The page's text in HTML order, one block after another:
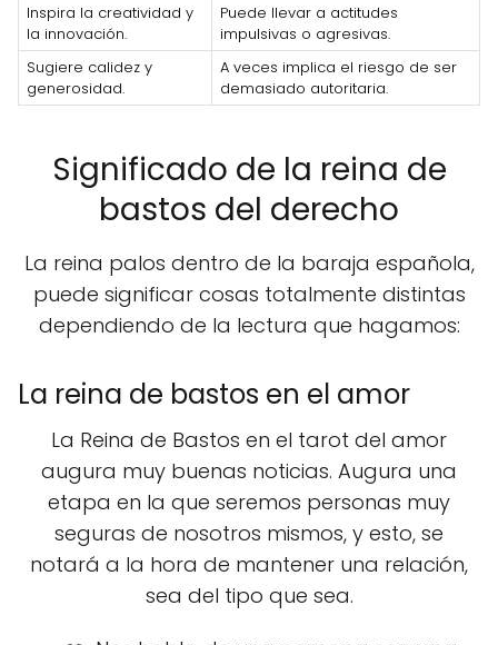
Inspira la creatividad y
la innovación.
Puede llevar a actitudes
impulsivas o agresivas.
Sugiere calidez y
generosidad.
A veces implica el riesgo de ser
demasiado autoritaria.
Significado de la reina de
bastos del derecho
La reina palos dentro de la baraja española,
puede significar cosas totalmente distintas
dependiendo de la lectura que hagamos:
La reina de bastos en el amor
La Reina de Bastos en el tarot del amor
augura muy buenas noticias. Augura una
etapa en la que seremos personas muy
seguras de nosotros mismos, y esto, se
notará a la hora de mantener una relación,
sea del tipo que sea.